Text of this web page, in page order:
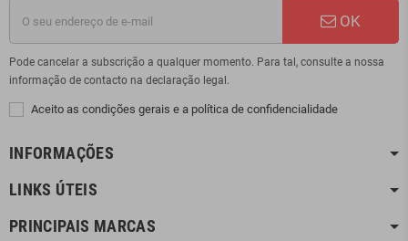
OK
Pode cancelar a subscrição a qualquer momento. Para tal, consulte a nossa
informação de contacto na declaração legal.
Aceito as condições gerais e a política de confidencialidade
INFORMAÇÕES
LINKS ÚTEIS
PRINCIPAIS MARCAS